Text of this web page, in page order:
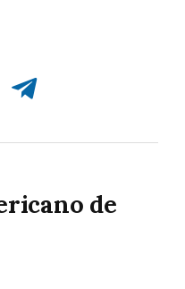
Compartir en Telegram
de